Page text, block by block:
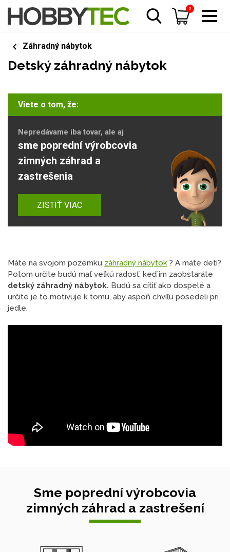
0
Záhradný nábytok
Detský záhradný nábytok
Viete o tom, že:
Nepredávame iba tovar, ale aj
sme poprední výrobcovia
zimných záhrad a
zastrešenia
ZISTIŤ VIAC
Máte na svojom pozemku záhradný nábytok ? A máte deti?
Potom určite budú mať veľkú radosť, keď im zaobstaráte
detský záhradný nábytok. Budú sa cítiť ako dospelé a
určite je to motivuje k tomu, aby aspoň chvíľu posedeli pri
jedle.
Sme poprední výrobcovia
zimných záhrad a zastrešení